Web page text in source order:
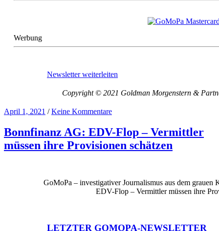
Werbung
Newsletter weiterleiten
Copyright © 2021 Goldman Morgenstern &
April 1, 2021 / Keine Kommentare
Bonnfinanz AG: EDV-Flop – Vermittler
müssen ihre Provisionen schätzen
GoMoPa – investigativer Journalismus aus dem
EDV-Flop – Vermittler müssen ihre
LETZTER GOMOPA-NEWSLETTER